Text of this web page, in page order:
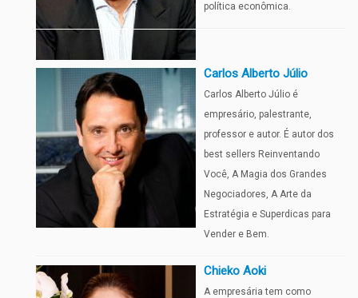
política econômica.
Carlos Alberto Júlio
Carlos Alberto Júlio é
empresário, palestrante,
professor e autor. É autor dos
best sellers Reinventando
Você, A Magia dos Grandes
Negociadores, A Arte da
Estratégia e Superdicas para
Vender e Bem.
Chieko Aoki
A empresária tem como